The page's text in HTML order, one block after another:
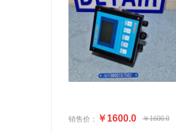
销售价： ￥1600.0 ￥1600.0